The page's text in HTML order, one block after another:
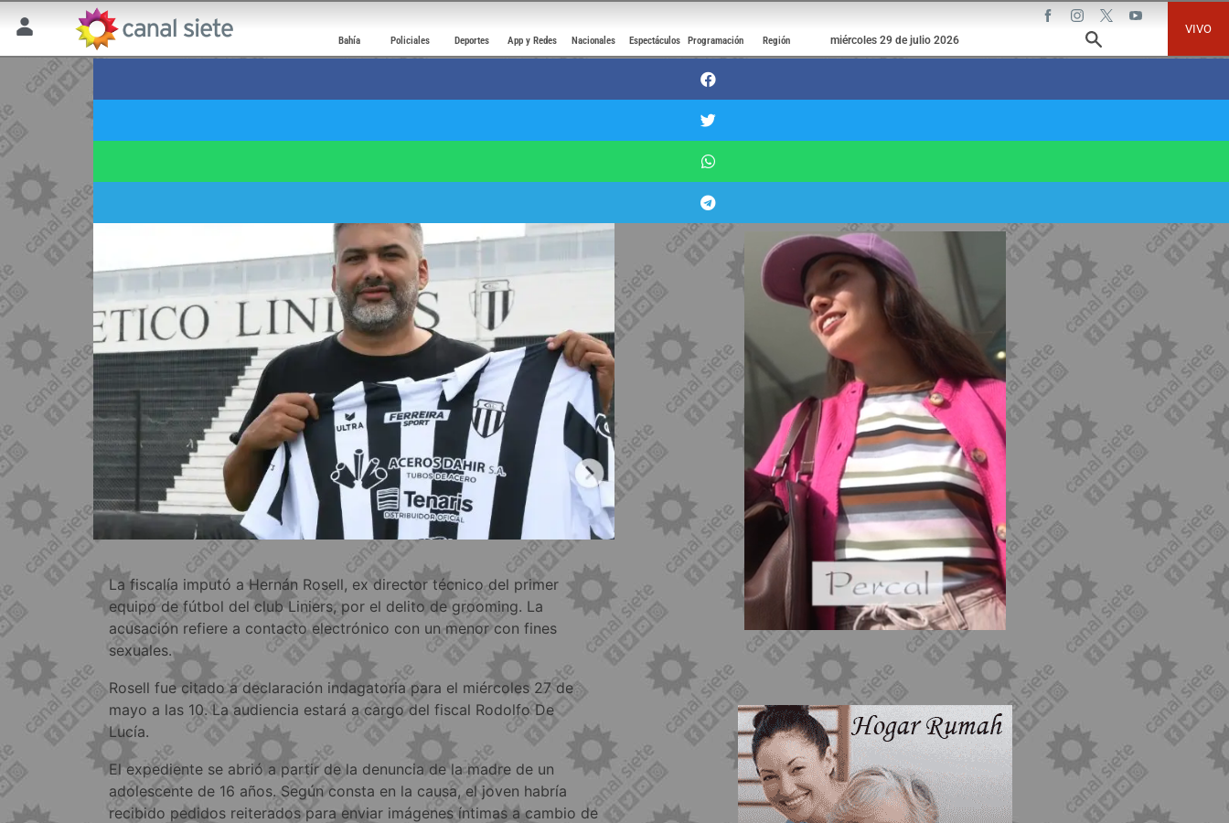
Bahía Policiales Deportes App y Redes Nacionales Espectáculos Programación Región miércoles 29 de julio 2026
VIVO
Imputaron por grooming al ex DT de Liniers Hernán Rosell
La fiscalía imputó a Hernán Rosell, ex director técnico del primer
equipo de fútbol del club Liniers, por el delito de grooming. La
acusación refiere a contacto electrónico con un menor con fines
sexuales.
Rosell fue citado a declaración indagatoria para el miércoles 27 de
mayo a las 10. La audiencia estará a cargo del fiscal Rodolfo De
Lucía.
El expediente se abrió a partir de la denuncia de la madre de un
adolescente de 16 años. Según consta en la causa, el joven habría
recibido pedidos reiterados para enviar imágenes íntimas a cambio de